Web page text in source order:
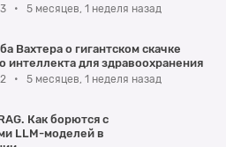
• 5 месяцев, 1 неделя назад
Вахтера о гигантском скачке
интеллекта для здравоохранения
• 5 месяцев, 1 неделя назад
Как борются с
LLM-моделей в